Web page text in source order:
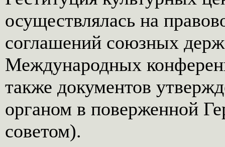
осуществлялась на
соглашений союзных
Международных
также документов
органом в поверженной
советом).